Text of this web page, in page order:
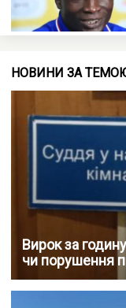
НОВИНИ ЗА
Вирок за
чи порушення